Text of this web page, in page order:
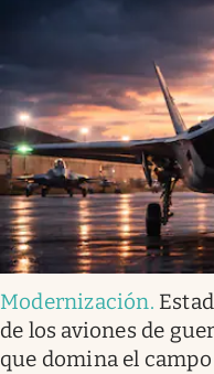
Modernización.
de los aviones de
que domina el